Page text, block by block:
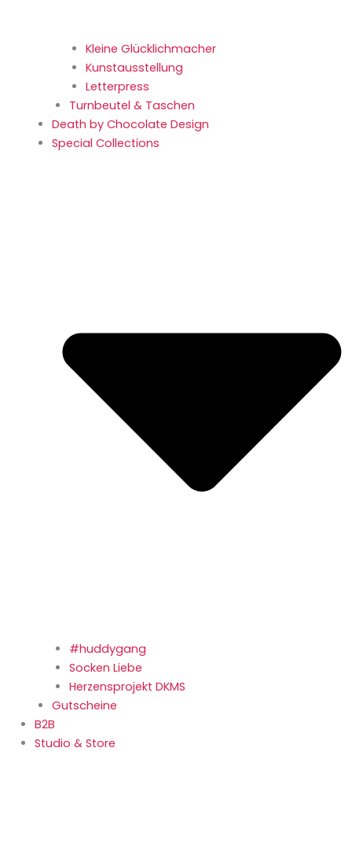
Kleine Glücklich­macher
Kunstaus­stellung
Letterpress
Turnbeutel & Taschen
Death by Chocolate Design
Special Collections
#huddygang
Socken Liebe
Herzensprojekt DKMS
Gutscheine
B2B
Studio & Store